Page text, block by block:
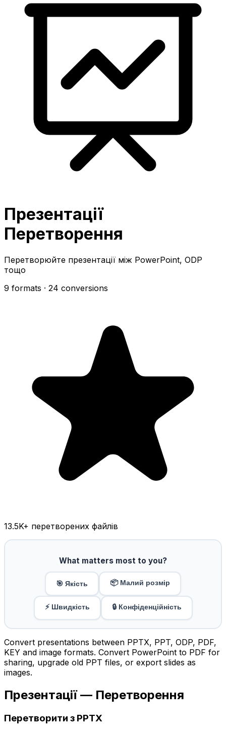
Презентації
Перетворення
Перетворюйте презентації між PowerPoint, ODP
тощо
9 formats · 24 conversions
13.5K+ перетворених файлів
What matters most to you?
🎯 Якість 📦 Малий розмір
⚡ Швидкість 🔒 Конфіденційність
Convert presentations between PPTX, PPT, ODP, PDF,
KEY and image formats. Convert PowerPoint to PDF for
sharing, upgrade old PPT files, or export slides as
images.
Презентації — Перетворення
Перетворити з PPTX